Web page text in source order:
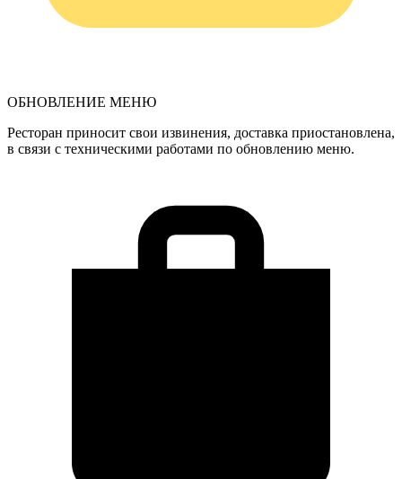
ОБНОВЛЕНИЕ МЕНЮ
Ресторан приносит свои извинения, доставка приостановлена,
в связи с техническими работами по обновлению меню.